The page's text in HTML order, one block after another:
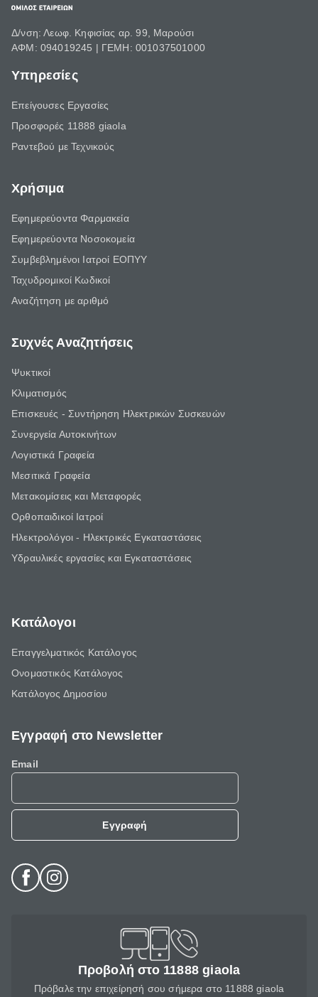
Δ/νση: Λεωφ. Κηφισίας αρ. 99, Μαρούσι
ΑΦΜ: 094019245 | ΓΕΜΗ: 001037501000
Υπηρεσίες
Επείγουσες Εργασίες
Προσφορές 11888 giaola
Ραντεβού με Τεχνικούς
Χρήσιμα
Εφημερεύοντα Φαρμακεία
Εφημερεύοντα Νοσοκομεία
Συμβεβλημένοι Ιατροί ΕΟΠΥΥ
Ταχυδρομικοί Κωδικοί
Αναζήτηση με αριθμό
Συχνές Αναζητήσεις
Ψυκτικοί
Κλιματισμός
Επισκευές - Συντήρηση Ηλεκτρικών Συσκευών
Συνεργεία Αυτοκινήτων
Λογιστικά Γραφεία
Μεσιτικά Γραφεία
Μετακομίσεις και Μεταφορές
Ορθοπαιδικοί Ιατροί
Ηλεκτρολόγοι - Ηλεκτρικές Εγκαταστάσεις
Υδραυλικές εργασίες και Εγκαταστάσεις
Κατάλογοι
Επαγγελματικός Κατάλογος
Ονομαστικός Κατάλογος
Κατάλογος Δημοσίου
Εγγραφή στο Newsletter
Email
Εγγραφή
Προβολή στο 11888 giaola
Πρόβαλε την επιχείρησή σου σήμερα στο 11888 giaola